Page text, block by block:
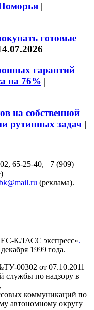
|
готовые
гарантий
на 76% |
на собственной
рутинных задач |
65-25-40, +7 (909)
(реклама).
КЛАСС экспресс».
1999 года.
00302 от 07.10.2011
службы по надзору в
коммуникаций по
автономному округу